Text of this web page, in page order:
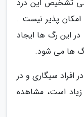
تشخیص این درد
امکان پذیر نیست .
در این رگ ها ایجاد
ها می شود.
افراد سیگاری و در
است، مشاهده